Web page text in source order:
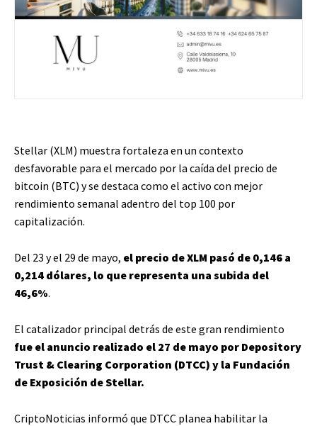
Stellar (XLM) muestra fortaleza en un contexto
desfavorable para el mercado por la caída del precio de
bitcoin (BTC) y se destaca como el activo con mejor
rendimiento semanal adentro del top 100 por
capitalización.
Del 23 y el 29 de mayo, el precio de XLM pasó de 0,146 a
0,214 dólares, lo que representa una subida del
46,6%.
El catalizador principal detrás de este gran rendimiento
fue el anuncio realizado el 27 de mayo por Depository
Trust & Clearing Corporation (DTCC) y la Fundación
de Exposición de Stellar.
CriptoNoticias informó que DTCC planea habilitar la